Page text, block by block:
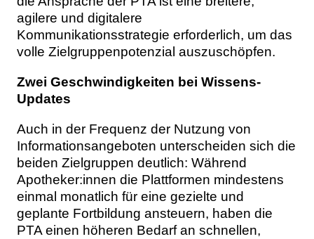
agilere und digitalere
Kommunikationsstrategie erforderlich, um das
volle Zielgruppenpotenzial auszuschöpfen.
Zwei Geschwindigkeiten bei Wissens-
Updates
Auch in der Frequenz der Nutzung von
Informationsangeboten unterscheiden sich die
beiden Zielgruppen deutlich: Während
Apotheker:innen die Plattformen mindestens
einmal monatlich für eine gezielte und
geplante Fortbildung ansteuern, haben die
PTA einen höheren Bedarf an schnellen,